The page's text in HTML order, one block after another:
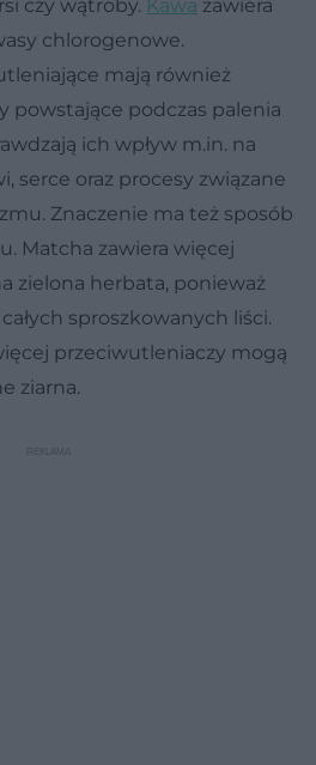
czy wątroby. Kawa zawiera
chlorogenowe.
mają również
powstające podczas palenia
ich wpływ m.in. na
serce oraz procesy związane
Znaczenie ma też sposób
Matcha zawiera więcej
zielona herbata, ponieważ
sproszkowanych liści.
przeciwutleniaczy mogą
ziarna.